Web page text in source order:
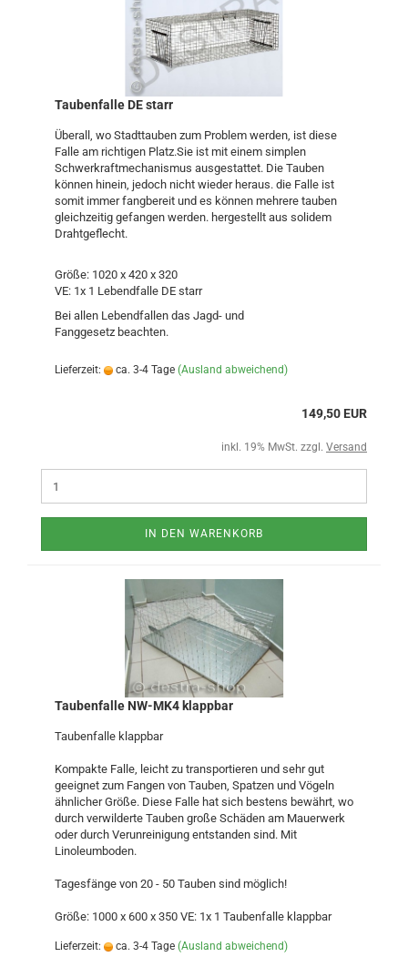
Taubenfalle DE starr
Überall, wo Stadttauben zum Problem werden, ist diese
Falle am richtigen Platz.Sie ist mit einem simplen
Schwerkraftmechanismus ausgestattet. Die Tauben
können hinein, jedoch nicht wieder heraus. die Falle ist
somit immer fangbereit und es können mehrere tauben
gleichzeitig gefangen werden. hergestellt aus solidem
Drahtgeflecht.
Größe: 1020 x 420 x 320
VE: 1x 1 Lebendfalle DE starr
Bei allen Lebendfallen das Jagd- und
Fanggesetz beachten.
Lieferzeit: ca. 3-4 Tage (Ausland abweichend)
149,50 EUR
inkl. 19% MwSt. zzgl. Versand
IN DEN WARENKORB
Taubenfalle NW-MK4 klappbar
Taubenfalle klappbar
Kompakte Falle, leicht zu transportieren und sehr gut
geeignet zum Fangen von Tauben, Spatzen und Vögeln
ähnlicher Größe. Diese Falle hat sich bestens bewährt, wo
durch verwilderte Tauben große Schäden am Mauerwerk
oder durch Verunreinigung entstanden sind. Mit
Linoleumboden.
Tagesfänge von 20 - 50 Tauben sind möglich!
Größe: 1000 x 600 x 350 VE: 1x 1 Taubenfalle klappbar
Lieferzeit: ca. 3-4 Tage (Ausland abweichend)